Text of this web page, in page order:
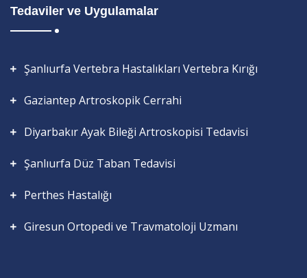
Tedaviler ve Uygulamalar
Şanlıurfa Vertebra Hastalıkları Vertebra Kırığı
Gaziantep Artroskopik Cerrahi
Diyarbakır Ayak Bileği Artroskopisi Tedavisi
Şanlıurfa Düz Taban Tedavisi
Perthes Hastalığı
Giresun Ortopedi ve Travmatoloji Uzmanı